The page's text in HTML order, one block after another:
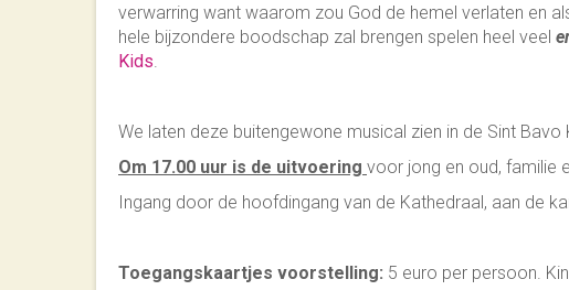
verwarring want waarom zou God de hemel verlaten en
hele bijzondere boodschap zal brengen spelen heel veel
Kids.
We laten deze buitengewone musical zien in de Sint Bavo
Om 17.00 uur is de uitvoering voor jong en oud, familie
Ingang door de hoofdingang van de Kathedraal, aan de
Toegangskaartjes voorstelling: 5 euro per persoon.